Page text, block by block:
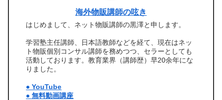
海外物販講師の呟き
はじめまして、ネット物販講師の黒澤と申します。
学習塾主任講師、日本語教師などを経て、現在はネッ
ト物販個別コンサル講師を務めつつ、セラーとしても
活動しております。教育業界（講師歴）早20余年にな
りました。
● YouTube
● 無料動画講座